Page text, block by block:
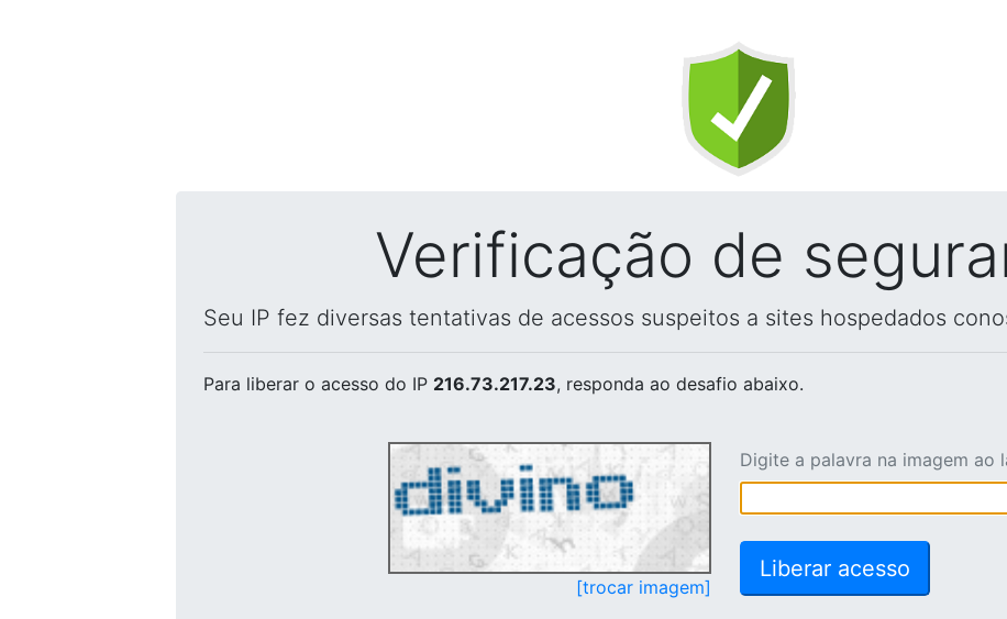
Verificação de
Seu IP fez diversas tentativas de acessos suspeitos a sites hospedados
Para liberar o acesso do IP 216.73.217.23, responda ao desafio abaixo.
[trocar imagem]
Digite a palavra na imagem ao